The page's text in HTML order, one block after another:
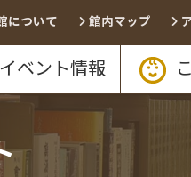
について 館内マップ
イベント情報